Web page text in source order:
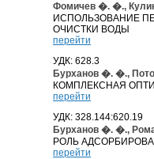
Фомичев �. �.,
ИСПОЛЬЗОВАНИЕ
ОЧИСТКИ ВОДЫ
перейти
УДК: 628.3
Бурханов �. �.,
КОМПЛЕКСНАЯ
перейти
УДК: 328.144:620.19
Бурханов �. �.,
РОЛЬ
перейти